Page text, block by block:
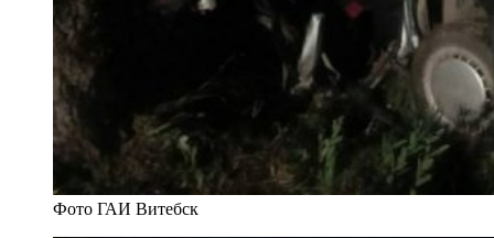
Фото ГАИ Витебск